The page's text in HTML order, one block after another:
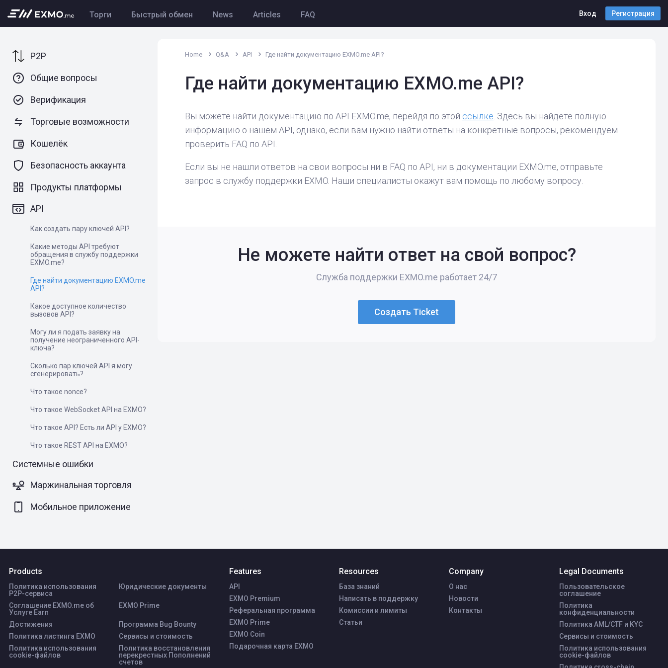
Торги Быстрый обмен News Articles FAQ Вход Регистрация
P2P
Общие вопросы
Верификация
Торговые возможности
Кошелёк
Безопасность аккаунта
Продукты платформы
API
Как создать пару ключей API?
Какие методы API требуют
обращения в службу поддержки
EXMO.me?
Где найти документацию EXMO.me
API?
Какое доступное количество
вызовов API?
Могу ли я подать заявку на
получение неограниченного API-
ключа?
Сколько пар ключей API я могу
сгенерировать?
Что такое nonce?
Что такое WebSocket API на EXMO?
Что такое API? Есть ли API у EXMO?
Что такое REST API на EXMO?
Системные ошибки
Маржинальная торговля
Мобильное приложение
Home Q&A API Где найти документацию EXMO.me API?
Где найти документацию EXMO.me API?
Вы можете найти документацию по API EXMO.me, перейдя по этой ссылке . Здесь вы найдете полную
информацию о нашем API, однако, если вам нужно найти ответы на конкретные вопросы, рекомендуем
проверить FAQ по API.
Если вы не нашли ответов на свои вопросы ни в FAQ по API, ни в документации EXMO.me, отправьте
запрос в службу поддержки EXMO. Наши специалисты окажут вам помощь по любому вопросу.
Не можете найти ответ на свой вопрос?
Служба поддержки EXMO.me работает 24/7
Создать Ticket
Products
Политика использования
P2P-сервиса
Юридические документы
Соглашение EXMO.me об
Услуге Earn
EXMO Prime
Достижения
Программа Bug Bounty
Политика листинга ЕХМО
Сервисы и стоимость
Политика использования
cookie-файлов
Политика восстановления
перекрестных Пополнений
счетов
Features
API
EXMO Premium
Реферальная программа
EXMO Prime
EXMO Coin
Подарочная карта EXMO
Resources
База знаний
Написать в поддержку
Комиссии и лимиты
Статьи
Company
О нас
Новости
Контакты
Legal Documents
Пользовательское
соглашение
Политика
конфиденциальности
Политика AML/CTF и KYC
Сервисы и стоимость
Политика использования
cookie-файлов